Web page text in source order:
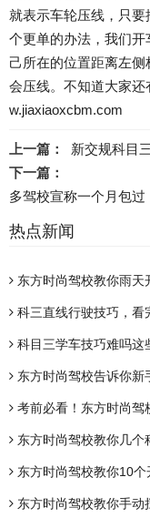
就表示车轮压线，只
个更单的办法，我们
己所在的位置距离左
会压线。不知道大家
w.jiaxiaoxcbm.com
上一篇：
新交规科目
下一篇：
多驾校宣称一个月包
热点新闻
东方时尚驾校教你雨
科三直线行驶技巧，看
科目三学车技巧难吗这
东方时尚驾校告诉你新
考前必看！东方时尚驾
东方时尚驾校教你几个
东方时尚驾校教你10
东方时尚驾校教你手动